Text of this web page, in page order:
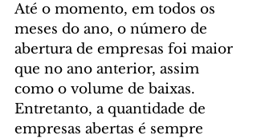
Até o momento, em todos os
meses do ano, o número de
abertura de empresas foi maior
que no ano anterior, assim
como o volume de baixas.
Entretanto, a quantidade de
empresas abertas é sempre